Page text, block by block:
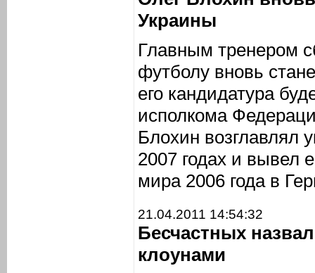
Украины
Главным тренером
футболу вновь
его кандидатура
исполкома
Блохин возглавлял
2007 годах и вывел
мира 2006 года в
21.04.2011 14:54:32
Бесчастных
клоунами